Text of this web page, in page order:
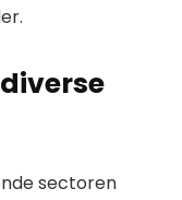
sectoren